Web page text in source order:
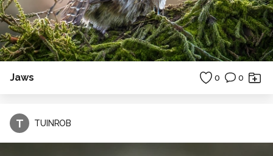
Jaws 0 0
T TUINROB